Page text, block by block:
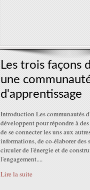
Les trois façons
une
d'apprentissage
Introduction Les communautés
développent pour répondre à
de se connecter les uns aux
informations, de co-élaborer des
circuler de l'énergie et de
l'engagement....
Lire la suite